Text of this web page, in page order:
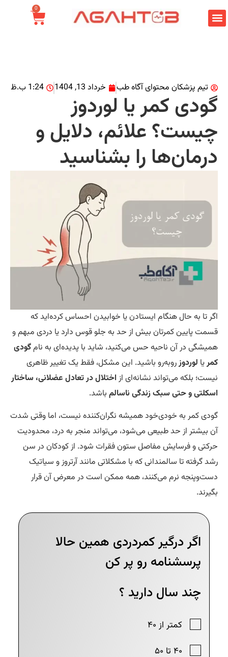
تیم پزشکان محتوای آگاه طب خرداد 13, 1404 1:24 ب.ظ
کمر یا لوردوز
علائم، دلایل و
را بشناسید
تا به حال هنگام ایستادن یا خوابیدن احساس کرده‌اید که
پایین کمرتان بیش از حد به جلو قوس دارد یا دردی مبهم و
در آن ناحیه حس می‌کنید، شاید با پدیده‌ای به نامگودی
یالوردوزروبه‌رو باشید. این مشکل، فقط یک تغییر ظاهری
بلکه می‌تواند نشانه‌ای ازاختلال در تعادل عضلانی، ساختار
و حتی سبک زندگی ناسالمباشد.
کمر به خودی‌خود همیشه نگران‌کننده نیست، اما وقتی شدت
بیشتر از حد طبیعی می‌شود، می‌تواند منجر به درد، محدودیت
و فرسایش مفاصل ستون فقرات شود. از کودکان در سن
گرفته تا سالمندانی که با مشکلاتی مانند آرتروز و سیاتیک
نرم می‌کنند، همه ممکن است در معرض آن قرار